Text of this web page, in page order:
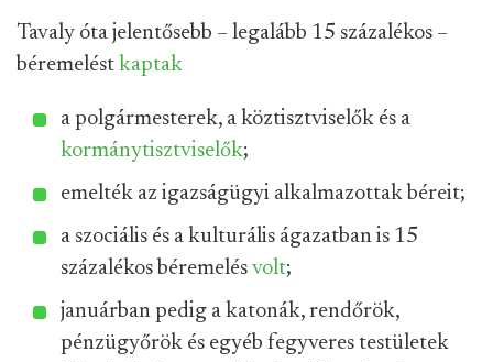
Tavaly óta jelentősebb – legalább 15 százalékos –
béremelést kaptak
a polgármesterek, a köztisztviselők és a
kormánytisztviselők;
emelték az igazságügyi alkalmazottak béreit;
a szociális és a kulturális ágazatban is 15
százalékos béremelés volt;
januárban pedig a katonák, rendőrök,
pénzügyőrök és egyéb fegyveres testületek